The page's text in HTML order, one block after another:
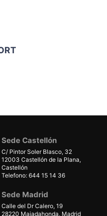
Sede Castellón
C/ Pintor Soler Blasco, 32
12003 Castellón de la Plana,
Castellón
Telefono: 644 15 14 36
Sede Madrid
Calle del Dr Calero, 19
28220 Majadahonda, Madrid